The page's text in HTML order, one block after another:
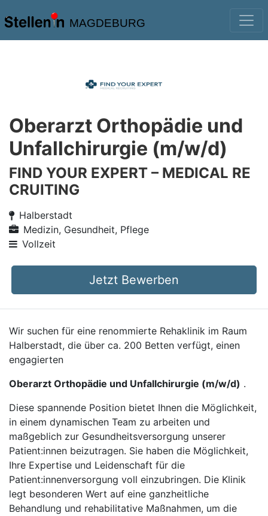
MAGDEBURG
Oberarzt Orthopädie und
Unfallchirurgie (m/w/d)
FIND YOUR EXPERT – MEDICAL RE
CRUITING
Halberstadt
Medizin, Gesundheit, Pflege
Vollzeit
Jetzt Bewerben
Wir suchen für eine renommierte Rehaklinik im Raum
Halberstadt, die über ca. 200 Betten verfügt, einen
engagierten
Oberarzt Orthopädie und Unfallchirurgie (m/w/d) .
Diese spannende Position bietet Ihnen die Möglichkeit,
in einem dynamischen Team zu arbeiten und
maßgeblich zur Gesundheitsversorgung unserer
Patient:innen beizutragen. Sie haben die Möglichkeit,
Ihre Expertise und Leidenschaft für die
Patient:innenversorgung voll einzubringen. Die Klinik
legt besonderen Wert auf eine ganzheitliche
Behandlung und rehabilitative Maßnahmen, um die